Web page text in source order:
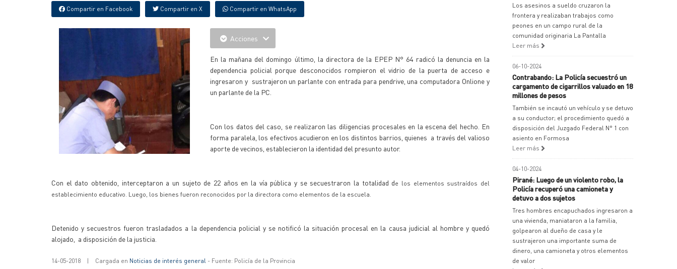
Compartir en Facebook Compartir en X Compartir en WhatsApp
Acciones
En la mañana del domingo último, la directora de la EPEP N° 64 radicó la denuncia en la
dependencia policial porque desconocidos rompieron el vidrio de la puerta de acceso e
ingresaron y sustrajeron un parlante con entrada para pendrive, una computadora Onlione y
un parlante de la PC.
Con los datos del caso, se realizaron las diligencias procesales en la escena del hecho. En
forma paralela, los efectivos acudieron en los distintos barrios, quienes a través del valioso
aporte de vecinos, establecieron la identidad del presunto autor.
Con el dato obtenido, interceptaron a un sujeto de 22 años en la vía pública y se secuestraron la totalidad de los elementos sustraídos del
establecimiento educativo. Luego, los bienes fueron reconocidos por la directora como elementos de la escuela.
Detenido y secuestros fueron trasladados a la dependencia policial y se notificó la situación procesal en la causa judicial al hombre y quedó
alojado, a disposición de la justicia.
14-05-2018 | Cargada en Noticias de interés general - Fuente: Policía de la Provincia
Los asesinos a sueldo cruzaron la
frontera y realizaban trabajos como
peones en un campo rural de la
comunidad originaria La Pantalla
Leer más
06-10-2024
Contrabando: La Policía secuestró un
cargamento de cigarrillos valuado en 18
millones de pesos
También se incautó un vehículo y se detuvo
a su conductor; el procedimiento quedó a
disposición del Juzgado Federal N° 1 con
asiento en Formosa
Leer más
04-10-2024
Pirané: Luego de un violento robo, la
Policía recuperó una camioneta y
detuvo a dos sujetos
Tres hombres encapuchados ingresaron a
una vivienda, maniataron a la familia,
golpearon al dueño de casa y le
sustrajeron una importante suma de
dinero, una camioneta y otros elementos
de valor